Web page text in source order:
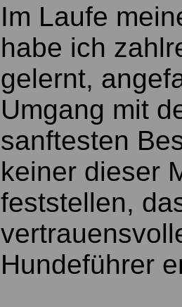
Im Laufe
habe ich
gelernt,
Umgang mit
sanftesten
keiner dieser
feststellen,
Hundeführer